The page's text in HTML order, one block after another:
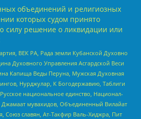
объединений и религиозных
которых судом принято
силу решение о ликвидации или
ВЕК РА, Рада земли Кубанской Духовно
Духовного Управления Асгардской Веси
Капища Веды Перуна, Мужская Духовная
Нурджулар, К Богодержавию, Таблиги
национальное единство, Национал-
Джамаат мувахидов, Объединенный Вилайат
Союз славян, Ат-Такфир Валь-Хиджра, Пит